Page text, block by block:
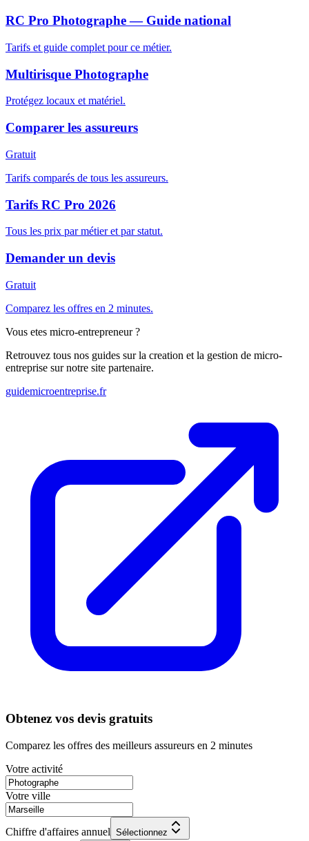
RC Pro Photographe — Guide national
Tarifs et guide complet pour ce métier.
Multirisque Photographe
Protégez locaux et matériel.
Comparer les assureurs
Gratuit
Tarifs comparés de tous les assureurs.
Tarifs RC Pro 2026
Tous les prix par métier et par statut.
Demander un devis
Gratuit
Comparez les offres en 2 minutes.
Vous etes micro-entrepreneur ?
Retrouvez tous nos guides sur la creation et la gestion de micro-
entreprise sur notre site partenaire.
guidemicroentreprise.fr
Obtenez vos devis gratuits
Comparez les offres des meilleurs assureurs en 2 minutes
Votre activité
Votre ville
Chiffre d'affaires annuel Sélectionnez